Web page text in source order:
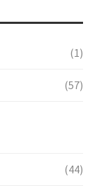
(1)
(57)
(44)